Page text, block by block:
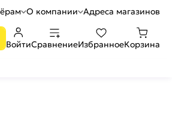
О компании Адреса магазинов
ВойтиСравнениеИзбранноеКорзина